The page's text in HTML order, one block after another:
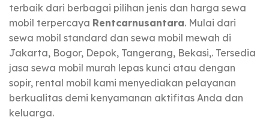
terbaik dari berbagai pilihan jenis dan harga sewa
mobil terpercaya Rentcarnusantara. Mulai dari
sewa mobil standard dan sewa mobil mewah di
Jakarta, Bogor, Depok, Tangerang, Bekasi,. Tersedia
jasa sewa mobil murah lepas kunci atau dengan
sopir, rental mobil kami menyediakan pelayanan
berkualitas demi kenyamanan aktifitas Anda dan
keluarga.